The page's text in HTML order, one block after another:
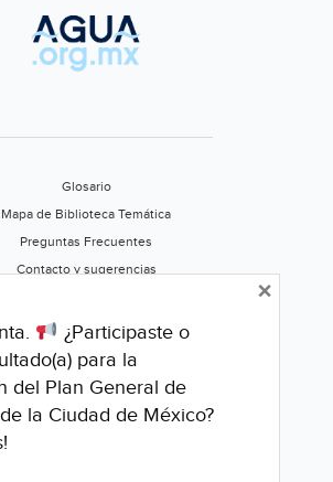
agua
(La
Jornada
Glosario
Mapa de Biblioteca Temática
Preguntas Frecuentes
Contacto y sugerencias
Califica este portal
¿Participaste o
para la
del Plan General de
la Ciudad de México?
×